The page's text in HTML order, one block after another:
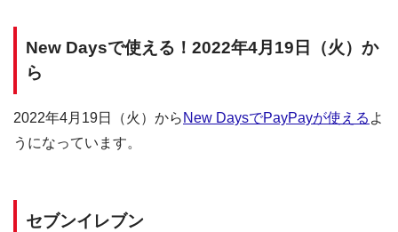
New Daysで使える！2022年4月19日（火）か
ら
2022年4月19日（火）から New DaysでPayPayが使える よ
うになっています。
セブンイレブン